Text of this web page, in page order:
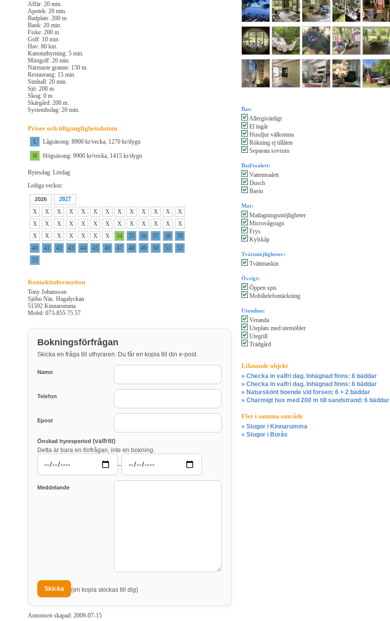
Affär: 20 min.
Apotek: 20 min.
Badplats: 200 m
Bank: 20 min.
Fiske: 200 m
Golf: 10 min
Hav: 80 km.
Kanotuthyrning: 5 min.
Minigolf: 20 min.
Närmaste granne: 150 m.
Restaurang: 15 min.
Simhall: 20 min.
Sjö: 200 m
Skog: 0 m
Skärgård: 200 m.
Systembolag: 20 min.
Priser och tillgänglighetsdatum
L
Lågsäsong: 8900 kr/vecka, 1270 kr/dygn
H
Högsäsong: 9900 kr/vecka, 1415 kr/dygn
Bytesdag: Lördag
Lediga veckor:
2026
2027
X
X X X X X X X X X X X
X
X
X X X X X X X X X X X
X
X
X X X X X X 34 35 36 37 38
39
40
41 42 43 44 45 46 47 48 49 50 51
52
53
Kontaktinformation
Tony Johansson
Sjöbo Näs. Hagalyckan
51592 Kinnarumma
Mobil: 073-855 75 57
Bokningsförfrågan
Skicka en fråga till uthyraren. Du får en kopia till din e-post.
Namn
Telefon
Epost
Önskad hyresperiod (valfritt)
Detta är bara en förfrågan, inte en bokning.
–
Meddelande
(en kopia skickas till dig)
Bas:
Allergivänligt
El ingår
Husdjur välkomna
Rökning ej tillåten
Separata sovrum
Bad/toalett:
Vattentoalett
Dusch
Bastu
Mat:
Matlagningsmöjligheter
Microvågsugn
Frys
Kylskåp
Tvättmöjligheter:
Tvättmaskin
Övrigt:
Öppen spis
Mobiltelefontäckning
Utomhus:
Veranda
Uteplats med utemöbler
Utegrill
Trädgård
Liknande objekt
» Checka in valfri dag. Inhägnad finns: 6 bäddar
» Checka in valfri dag. Inhägnad finns: 6 bäddar
» Naturskönt boende vid forsen: 6 + 2 bäddar
» Charmigt hus med 200 m till sandstrand: 6 bäddar
Fler i samma område
» Stugor i Kinnarumma
» Stugor i Borås
Annonsen skapad: 2009-07-15